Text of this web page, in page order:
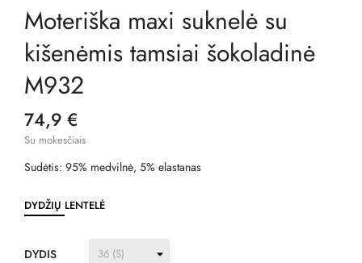
Moteriška maxi suknelė su
kišenėmis tamsiai šokoladinė
M932
74,9 €
Su mokesčiais
Sudėtis: 95% medvilnė, 5% elastanas
DYDŽIŲ LENTELĖ
DYDIS